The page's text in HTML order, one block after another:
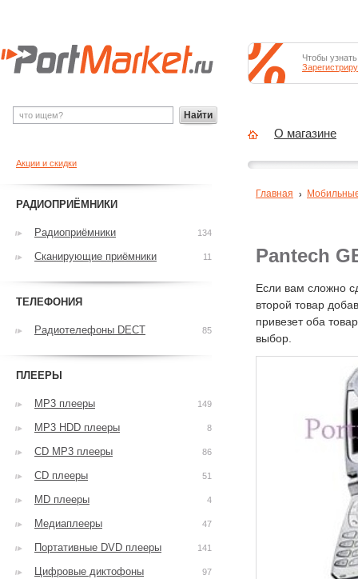
Pantech
Если вам сложно
второй товар
привезет оба
выбор.
Главная
Акции и скидки
РАДИОПРИЁМНИКИ
Радиоприёмники 134
Сканирующие приёмники 11
ТЕЛЕФОНИЯ
Радиотелефоны DECT 85
ПЛЕЕРЫ
MP3 плееры 149
MP3 HDD плееры 8
CD MP3 плееры 86
CD плееры 51
MD плееры 4
Медиаплееры 47
Портативные DVD плееры 141
Цифровые диктофоны 97
Найти
Чтобы
О магазине